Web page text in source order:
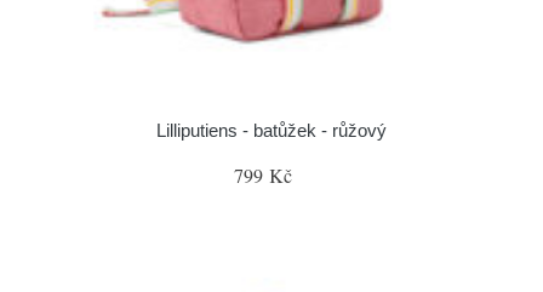
Lilliputiens - batůžek - růžový
799 Kč